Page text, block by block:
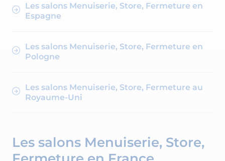
Les salons Menuiserie, Store, Fermeture en
Espagne
Les salons Menuiserie, Store, Fermeture en
Pologne
Les salons Menuiserie, Store, Fermeture au
Royaume-Uni
Les salons Menuiserie, Store,